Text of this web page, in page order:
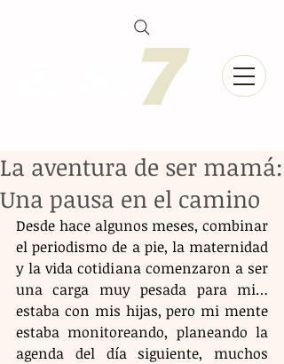
La aventura de ser mamá:
Una pausa en el camino
Desde hace algunos meses, combinar
el periodismo de a pie, la maternidad
y la vida cotidiana comenzaron a ser
una carga muy pesada para mi…
estaba con mis hijas, pero mi mente
estaba monitoreando, planeando la
agenda del día siguiente, muchos